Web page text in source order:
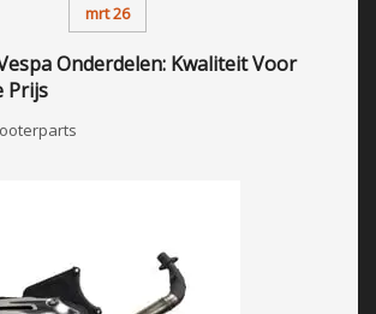
mrt 26
Onderdelen: Kwaliteit Voor
Prijs